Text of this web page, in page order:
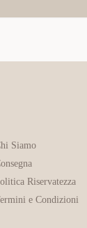
Siamo
Riservatezza
e Condizioni